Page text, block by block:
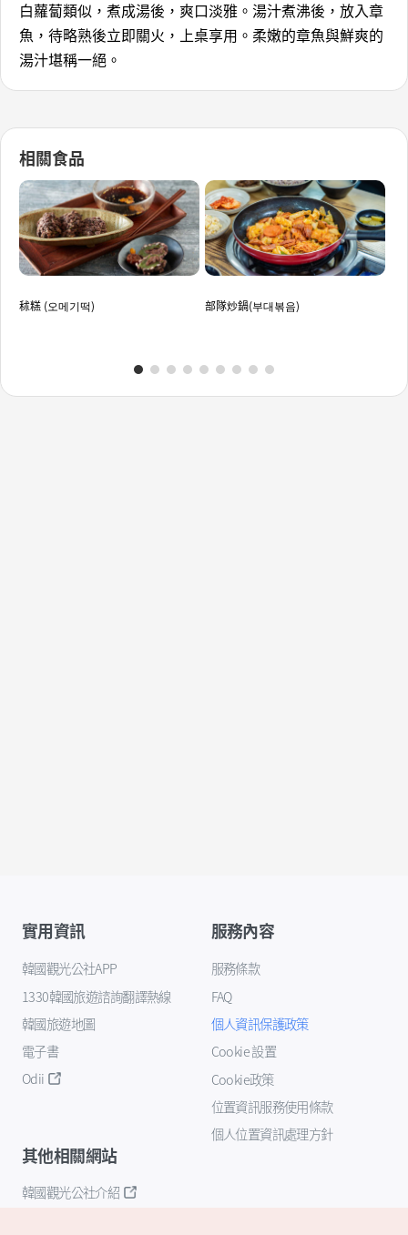
白蘿蔔類似，煮成湯後，爽口淡雅。湯汁煮沸後，放入章
魚，待略熟後立即關火，上桌享用。柔嫩的章魚與鮮爽的
湯汁堪稱一絕。
相關食品
秫糕 (오메기떡) 部隊炒鍋(부대볶음)
實用資訊
韓國觀光公社APP
1330韓國旅遊諮詢翻譯熱線
韓國旅遊地圖
電子書
Odii
服務內容
服務條款
FAQ
個人資訊保護政策
Cookie 設置
Cookie政策
位置資訊服務使用條款
個人位置資訊處理方針
其他相關網站
韓國觀光公社介紹